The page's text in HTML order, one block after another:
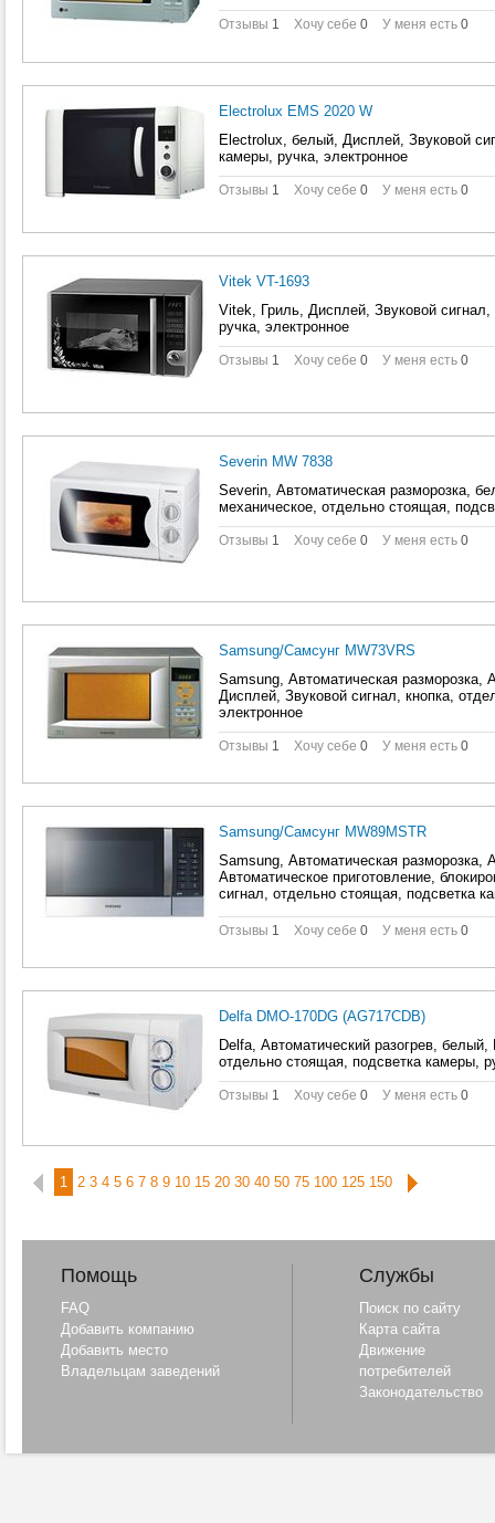
Отзывы 1 Хочу себе 0 У меня есть 0
Electrolux EMS 2020 W
Electrolux, белый, Дисплей, Звуковой
камеры, ручка, электронное
Отзывы 1 Хочу себе 0 У меня есть 0
Vitek VT-1693
Vitek, Гриль, Дисплей, Звуковой
ручка, электронное
Отзывы 1 Хочу себе 0 У меня есть 0
Severin MW 7838
Severin, Автоматическая разморозка,
механическое, отдельно стоящая,
Отзывы 1 Хочу себе 0 У меня есть 0
Samsung/Самсунг MW73VRS
Samsung, Автоматическая разморозка,
Дисплей, Звуковой сигнал, кнопка,
электронное
Отзывы 1 Хочу себе 0 У меня есть 0
Samsung/Самсунг MW89MSTR
Samsung, Автоматическая разморозка,
Автоматическое приготовление,
сигнал, отдельно стоящая, подсветка
Отзывы 1 Хочу себе 0 У меня есть 0
Delfa DMO-170DG (AG717CDB)
Delfa, Автоматический разогрев,
отдельно стоящая, подсветка камеры,
Отзывы 1 Хочу себе 0 У меня есть 0
1 2 3 4 5 6 7 8 9 10 15 20 30 40 50 75 100 125 150
Помощь
FAQ
Добавить компанию
Добавить место
Владельцам заведений
Службы
Поиск по сайту
Карта сайта
Движение
потребителей
Законодательство